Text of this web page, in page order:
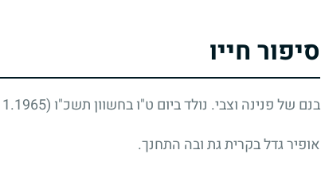
סיפור חייו
בנם של פנינה וצבי. נולד ביום ט"ו בחשוון תשכ"ו (10.11.1965)
אופיר גדל בקרית גת ובה התחנך.